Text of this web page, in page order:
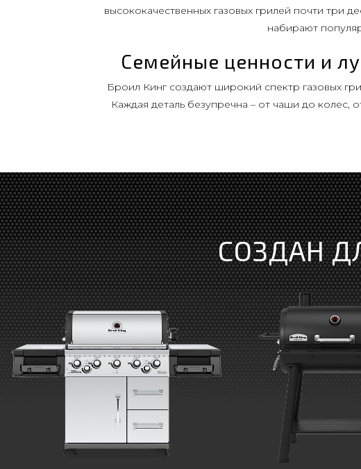
высококачественных газовых грилей почти три
набирают
Семейные ценности и
Броил Кинг создают широкий спектр газовых
Каждая деталь безупречна – от чаши до
СОЗДАН